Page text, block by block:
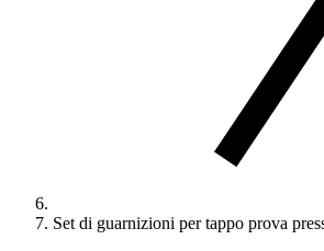
Set di guarnizioni per tappo prova